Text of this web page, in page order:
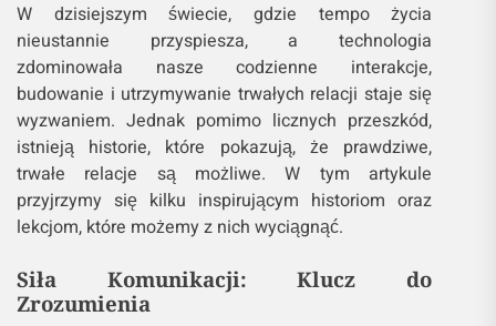
W dzisiejszym świecie, gdzie tempo życia
nieustannie przyspiesza, a technologia
zdominowała nasze codzienne interakcje,
budowanie i utrzymywanie trwałych relacji staje się
wyzwaniem. Jednak pomimo licznych przeszkód,
istnieją historie, które pokazują, że prawdziwe,
trwałe relacje są możliwe. W tym artykule
przyjrzymy się kilku inspirującym historiom oraz
lekcjom, które możemy z nich wyciągnąć.
Siła Komunikacji: Klucz do
Zrozumienia